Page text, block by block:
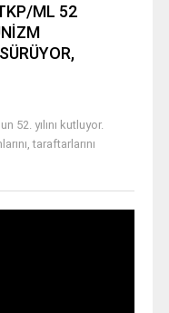
ML 52
52. yılını kutluyor.
taraftarlarını